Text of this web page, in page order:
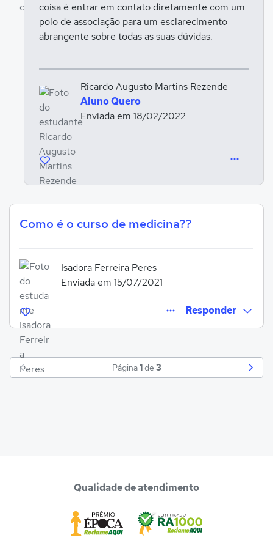
Entrar para responder
coisa é entrar em contato diretamente com um
polo de associação para um esclarecimento
abrangente sobre todas as suas dúvidas.
Ricardo Augusto Martins Rezende
Aluno Quero
Enviada em 18/02/2022
Como é o curso de medicina??
Isadora Ferreira Peres
Enviada em 15/07/2021
Responder
Página1de 3
Qualidade de atendimento